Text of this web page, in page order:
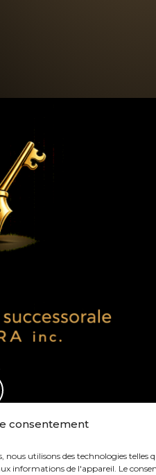
consentement
nous utilisons des technologies telles
informations de l'appareil. Le